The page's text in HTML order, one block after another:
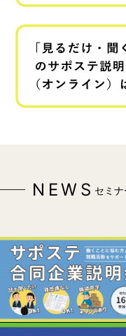
NEWS セミ